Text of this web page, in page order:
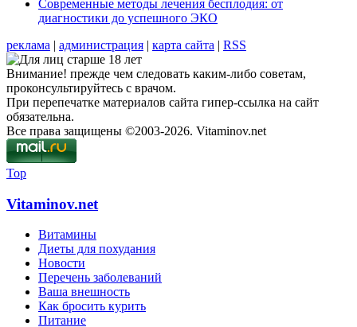
Современные методы лечения бесплодия: от
диагностики до успешного ЭКО
реклама | администрация | карта сайта | RSS
Внимание! прежде чем следовать каким-либо советам,
проконсультируйтесь с врачом.
При перепечатке материалов сайта гипер-ссылка на сайт
обязательна.
Все права защищены ©2003-2026. Vitaminov.net
Top
Vitaminov.net
Витамины
Диеты для похудания
Новости
Перечень заболеваний
Ваша внешность
Как бросить курить
Питание